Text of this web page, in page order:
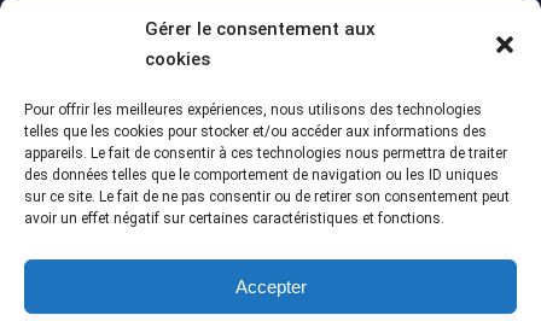
Gérer le consentement aux
cookies
Pour offrir les meilleures expériences, nous utilisons des technologies
telles que les cookies pour stocker et/ou accéder aux informations des
appareils. Le fait de consentir à ces technologies nous permettra de traiter
des données telles que le comportement de navigation ou les ID uniques
sur ce site. Le fait de ne pas consentir ou de retirer son consentement peut
avoir un effet négatif sur certaines caractéristiques et fonctions.
Accepter
une
nouvelle
fenêtre
Assemblée Générale 2026 de la section Alpes
5 juillet 2026
Assemblée Générale du 12 juin 2026 – Section
Meuse-Marne (55-51)
5 juillet 2026
Meuse-Marne (55-51)